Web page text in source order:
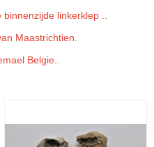
linkerklep ..
Maastrichtien.
Belgie..